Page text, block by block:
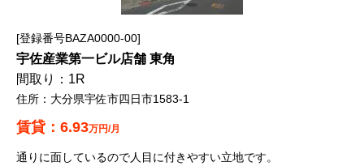
登録番号BAZA0000-00
宇佐産業第一ビル店舗 東角
1R
大分県宇佐市四日市1583-1
6.93万円/月
通りに面しているので人目に付きやすい立地です。